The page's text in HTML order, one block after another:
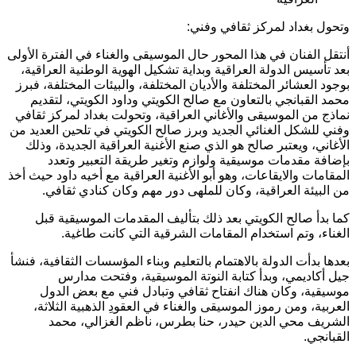
وتحول بغداد لمركز ثقافي وفني:
أنتقل الفنان في هذا المحور حال الموسيقى والغناء في الفترة الأولى
بعد تأسيس الدولة العراقية وبداية تشكيل الهوية الوطنية العراقية،
بوجود العشائر المختلفة والأديان المختلفة، والبيئات المختلفة، فبرز
محمد القبانجي بالتعاون مع صالح الكويتي وداود الكويتي، لتقديم
نماذج من الموسيقى والأغاني العراقية، وتحولت بغداد لمركز ثقافي
وفني للشكل الغنائي الجديد وبرز صالح الكويتي في تلحين العديد من
الأغاني، ويعتبر صالح هو الذي صنع الأغنية العراقية الجديدة، وذلك
بإضافة مقدمات موسيقية ولوازم وتغير طريقة التعبير وتعدد
المقامات والايقاعات، وهو أبو الأغنية العراقية مع أخيه داود حيث أخذ
من البيئة العراقية، وكان للملهى دور مهم وكان كنادي ثقافي.
كما بدأ صالح الكويتي بعد ذلك بتأليف المقدمات الموسيقية قبل
الغناء، وتم استخدام المقامات الشرقية التي كانت طاغية.
بعدها بدأت الدولة بالاهتمام بالتعليم وبناء المؤسسات الثقافية، فنشأ
جيل أكاديمي، وبدأ كتابة النوتة الموسيقية، وفتحت مدارس
موسيقية، وكان هناك انفتاح ثقافي وتبادل فني مع بعض الدول
العربية، ومن رموز الموسيقى والغناء في العقودِ الذهبية الثلاثة،
الشريف محي الدين حيدر، حنا بطرس، ناظم الغزالي، محمد
القبانجي.